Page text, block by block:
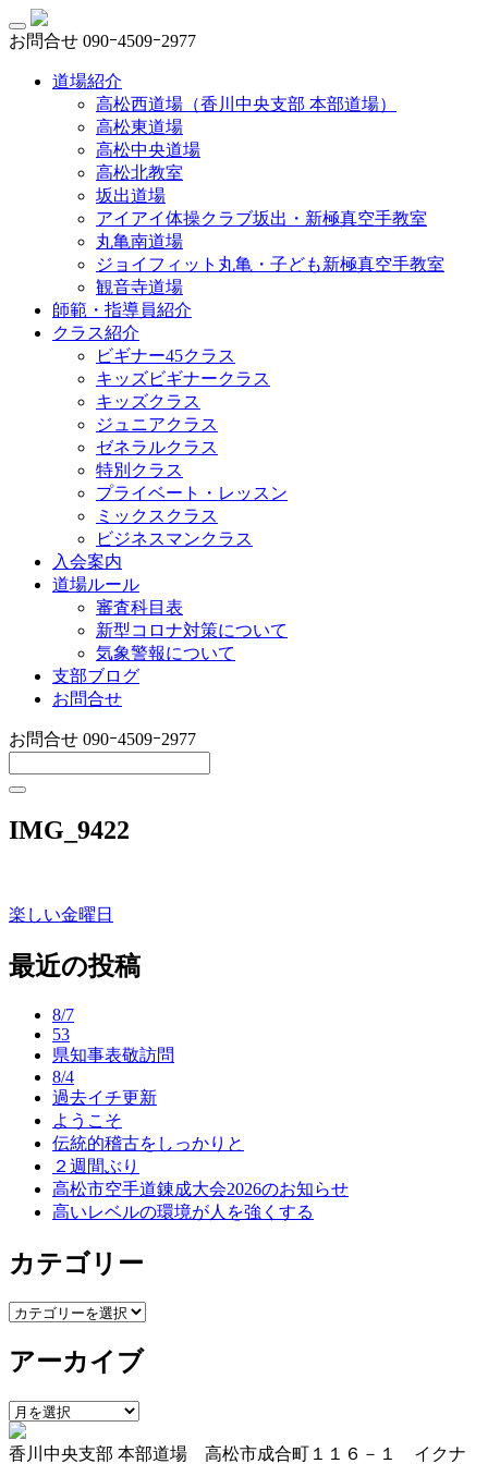
お問合せ 090ｰ4509ｰ2977
道場紹介
高松西道場（香川中央支部 本部道場）
高松東道場
高松中央道場
高松北教室
坂出道場
アイアイ体操クラブ坂出・新極真空手教室
丸亀南道場
ジョイフィット丸亀・子ども新極真空手教室
観音寺道場
師範・指導員紹介
クラス紹介
ビギナー45クラス
キッズビギナークラス
キッズクラス
ジュニアクラス
ゼネラルクラス
特別クラス
プライベート・レッスン
ミックスクラス
ビジネスマンクラス
入会案内
道場ルール
審査科目表
新型コロナ対策について
気象警報について
支部ブログ
お問合せ
お問合せ 090ｰ4509ｰ2977
IMG_9422
投
稿
楽しい金曜日
最近の投稿
8/7
53
県知事表敬訪問
8/4
過去イチ更新
ようこそ
伝統的稽古をしっかりと
２週間ぶり
高松市空手道錬成大会2026のお知らせ
高いレベルの環境が人を強くする
カテゴリー
カ
ゴ
ー
アーカイブ
ア
ー
カ
香川中央支部 本部道場 高松市成合町１１６－１ イクナ